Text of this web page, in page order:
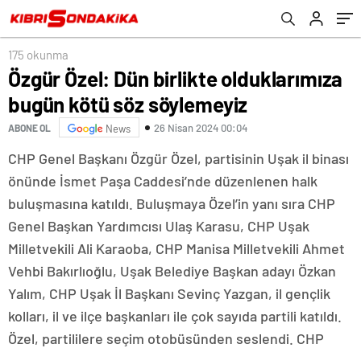
175 okunma
Özgür Özel: Dün birlikte olduklarımıza
bugün kötü söz söylemeyiz
ABONE OL News 26 Nisan 2024 00:04
CHP Genel Başkanı Özgür Özel, partisinin Uşak il binası
önünde İsmet Paşa Caddesi’nde düzenlenen halk
buluşmasına katıldı. Buluşmaya Özel’in yanı sıra CHP
Genel Başkan Yardımcısı Ulaş Karasu, CHP Uşak
Milletvekili Ali Karaoba, CHP Manisa Milletvekili Ahmet
Vehbi Bakırlıoğlu, Uşak Belediye Başkan adayı Özkan
Yalım, CHP Uşak İl Başkanı Sevinç Yazgan, il gençlik
kolları, il ve ilçe başkanları ile çok sayıda partili katıldı.
Özel, partililere seçim otobüsünden seslendi. CHP